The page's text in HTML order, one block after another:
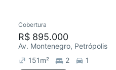
Cobertura
R$ 895.000
Av. Montenegro, Petrópolis
151m² 2
1